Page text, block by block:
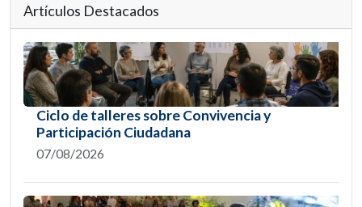
Artículos Destacados
Ciclo de talleres sobre Convivencia y
Participación Ciudadana
07/08/2026